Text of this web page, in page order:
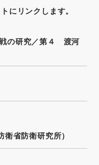
にリンクします。
の研究／第４ 渡河
省防衛研究所）